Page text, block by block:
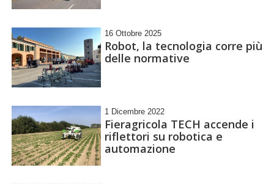
16 Ottobre 2025
Robot, la tecnologia corre più
delle normative
1 Dicembre 2022
Fieragricola TECH accende i
riflettori su robotica e
automazione